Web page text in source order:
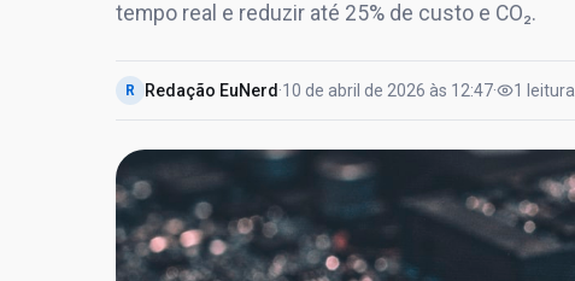
tempo real e reduzir até 25% de custo e CO₂.
R Redação EuNerd ·10 de abril de 2026 às 12:47· 1 leitura